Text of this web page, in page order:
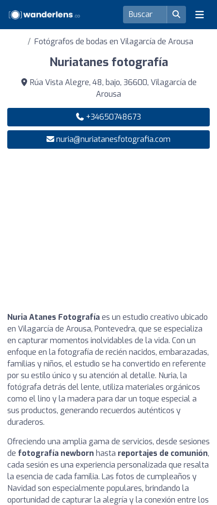
Fotógrafos de bodas en Vilagarcía de Arousa
Nuriatanes fotografía
Rúa Vista Alegre, 48, bajo, 36600, Vilagarcía de
Arousa
+34650748673
nuria@nuriatanesfotografia.com
Nuria Atanes Fotografíaes un estudio creativo ubicado
en Vilagarcía de Arousa, Pontevedra, que se especializa
en capturar momentos inolvidables de la vida. Con un
enfoque en la fotografía de recién nacidos, embarazadas,
familias y niños, el estudio se ha convertido en referente
por su estilo único y su atención al detalle. Nuria, la
fotógrafa detrás del lente, utiliza materiales orgánicos
como el lino y la madera para dar un toque especial a
sus productos, generando recuerdos auténticos y
duraderos.
Ofreciendo una amplia gama de servicios, desde sesiones
de fotografía newborn hasta reportajes de comunión,
cada sesión es una experiencia personalizada que resalta
la esencia de cada familia. Las fotos de cumpleaños y
Navidad son especialmente populares, brindando la
oportunidad de capturar la alegría y la conexión entre los